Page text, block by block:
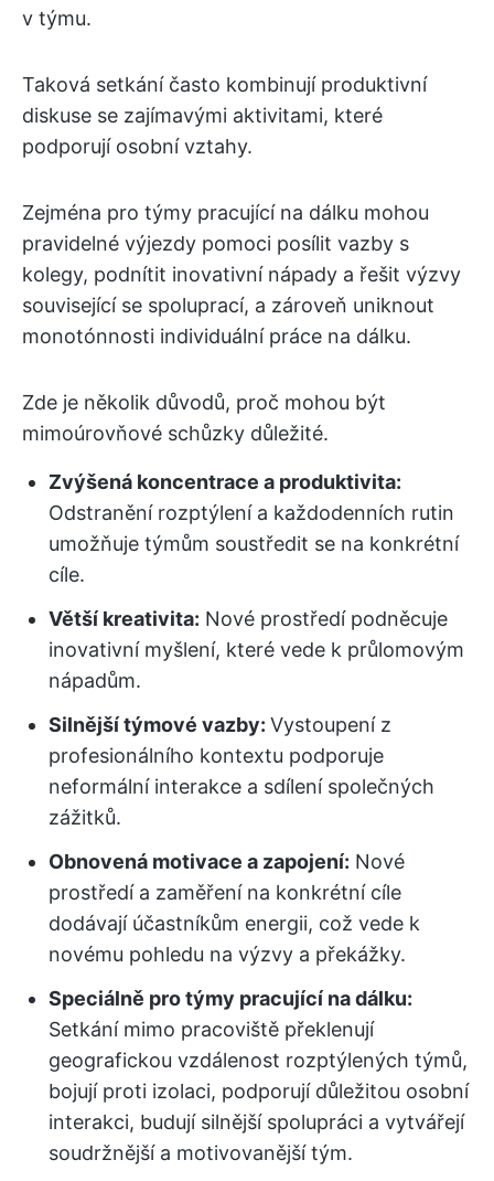
v týmu.
Taková setkání často kombinují produktivní
diskuse se zajímavými aktivitami, které
podporují osobní vztahy.
Zejména pro týmy pracující na dálku mohou
pravidelné výjezdy pomoci posílit vazby s
kolegy, podnítit inovativní nápady a řešit výzvy
související se spoluprací, a zároveň uniknout
monotónnosti individuální práce na dálku.
Zde je několik důvodů, proč mohou být
mimoúrovňové schůzky důležité.
Zvýšená koncentrace a produktivita:
Odstranění rozptýlení a každodenních rutin
umožňuje týmům soustředit se na konkrétní
cíle.
Větší kreativita: Nové prostředí podněcuje
inovativní myšlení, které vede k průlomovým
nápadům.
Silnější týmové vazby: Vystoupení z
profesionálního kontextu podporuje
neformální interakce a sdílení společných
zážitků.
Obnovená motivace a zapojení: Nové
prostředí a zaměření na konkrétní cíle
dodávají účastníkům energii, což vede k
novému pohledu na výzvy a překážky.
Speciálně pro týmy pracující na dálku:
Setkání mimo pracoviště překlenují
geografickou vzdálenost rozptýlených týmů,
bojují proti izolaci, podporují důležitou osobní
interakci, budují silnější spolupráci a vytvářejí
soudržnější a motivovanější tým.